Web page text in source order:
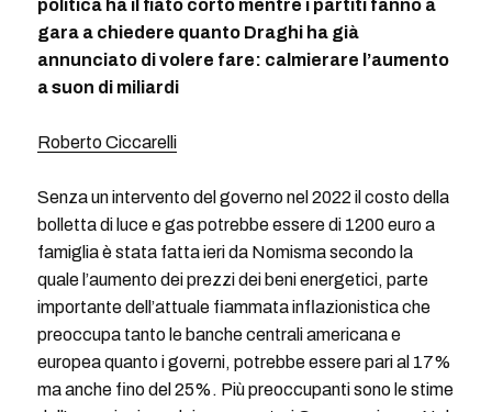
politica ha il fiato corto mentre i partiti fanno a
gara a chiedere quanto Draghi ha già
annunciato di volere fare: calmierare l’aumento
a suon di miliardi
Roberto Ciccarelli
Senza un intervento del governo nel 2022 il costo della
bolletta di luce e gas potrebbe essere di 1200 euro a
famiglia è stata fatta ieri da Nomisma secondo la
quale l’aumento dei prezzi dei beni energetici, parte
importante dell’attuale fiammata inflazionistica che
preoccupa tanto le banche centrali americana e
europea quanto i governi, potrebbe essere pari al 17%
ma anche fino del 25%. Più preoccupanti sono le stime